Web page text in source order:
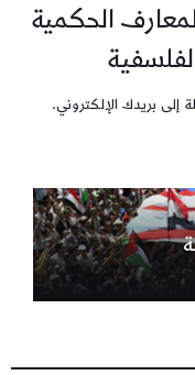
الحكمية
إلى بريدك الإلكتروني.